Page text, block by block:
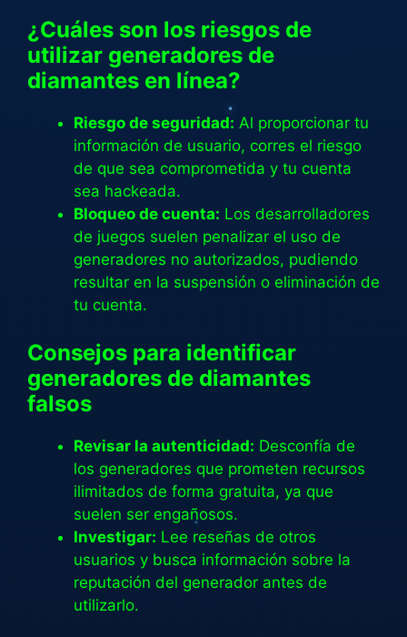
¿Cuáles son los riesgos de
utilizar generadores de
diamantes en línea?
Riesgo de seguridad: Al proporcionar tu
información de usuario, corres el riesgo
de que sea comprometida y tu cuenta
sea hackeada.
Bloqueo de cuenta: Los desarrolladores
de juegos suelen penalizar el uso de
generadores no autorizados, pudiendo
resultar en la suspensión o eliminación de
tu cuenta.
Consejos para identificar
generadores de diamantes
falsos
Revisar la autenticidad: Desconfía de
los generadores que prometen recursos
ilimitados de forma gratuita, ya que
suelen ser engañosos.
Investigar: Lee reseñas de otros
usuarios y busca información sobre la
reputación del generador antes de
utilizarlo.